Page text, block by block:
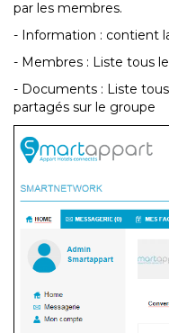
par les membres.
- Information : contient
- Membres : Liste tous
- Documents : Liste
partagés sur le groupe